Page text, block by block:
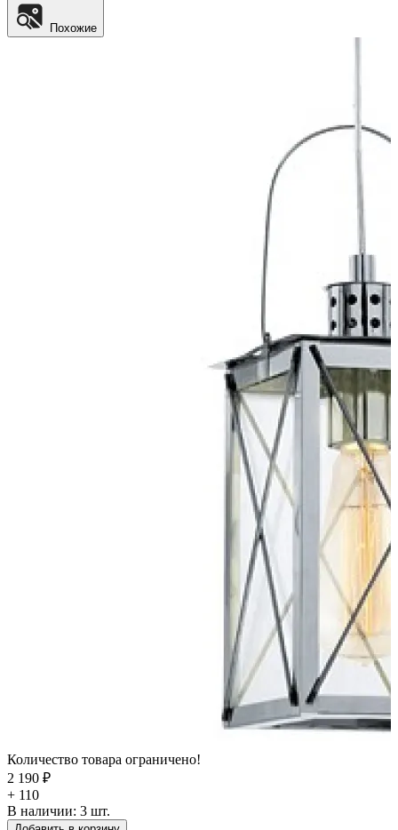
Похожие
Количество товара ограничено!
2 190 ₽
+ 110
В наличии: 3 шт.